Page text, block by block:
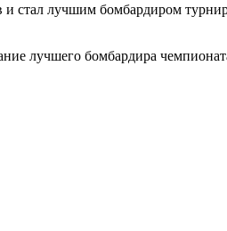
лучшим бомбардиром
лучшего бомбардира